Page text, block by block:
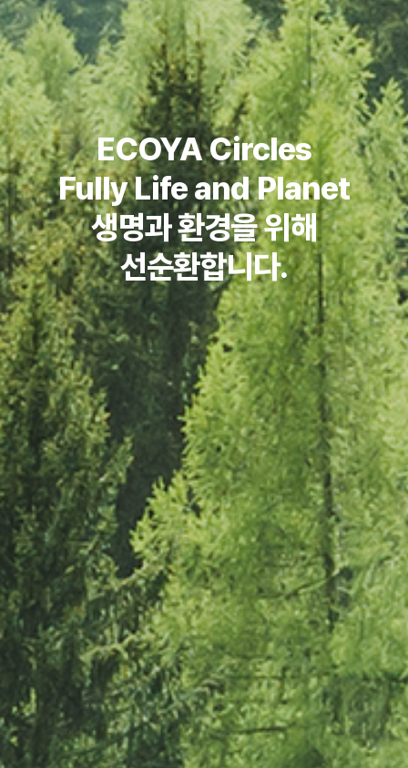
ECOYA Circles
Fully Life and Planet
생명과 환경을 위해
선순환합니다.